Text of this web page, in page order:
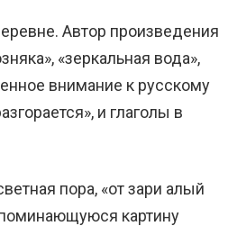
Автор произведения
«зеркальная вода»,
внимание к русскому
и глаголы в
пора, «от зари алый
картину